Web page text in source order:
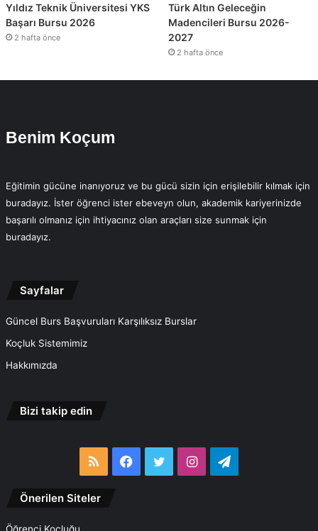
Yıldız Teknik Üniversitesi YKS
Başarı Bursu 2026
2 hafta önce
Türk Altın Geleceğin
Madencileri Bursu 2026-
2027
2 hafta önce
Benim Koçum
Eğitimin gücüne inanıyoruz ve bu gücü sizin için erişilebilir kılmak için
buradayız. İster öğrenci ister ebeveyn olun, akademik kariyerinizde
başarılı olmanız için ihtiyacınız olan araçları size sunmak için
buradayız.
Sayfalar
Güncel Burs Başvuruları Karşılıksız Burslar
Koçluk Sistemimiz
Hakkımızda
Bizi takip edin
RSS Facebook
TwitterInstagramTelegram
Önerilen Siteler